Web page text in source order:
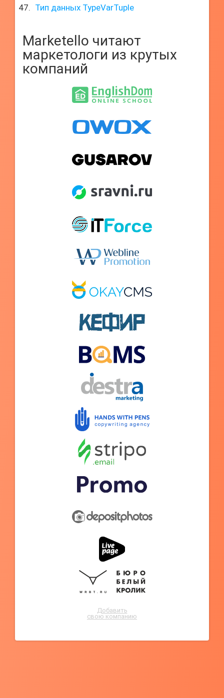
Тип данных TypeVarTuple
Marketello читают
маркетологи из крутых
компаний
Добавить
свою компанию